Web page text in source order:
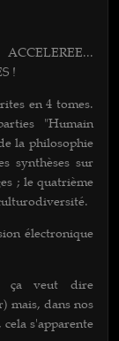
!
en 4 tomes.
"Humain
la philosophie
synthèses sur
; le quatrième
électronique
ça veut dire
mais, dans nos
s'apparente